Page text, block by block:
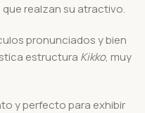
realzan su atractivo.
pronunciados y bien
estructura Kikko, muy
y perfecto para exhibir